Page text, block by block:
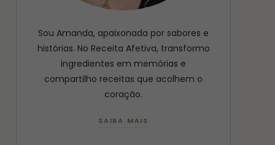
Sou Amanda, apaixonada por sabores e
histórias. No Receita Afetiva, transformo
ingredientes em memórias e
compartilho receitas que acolhem o
coração.
SAIBA MAIS